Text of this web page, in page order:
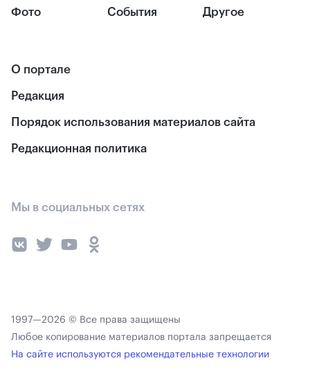
Фото События Другое
О портале
Редакция
Порядок использования материалов сайта
Редакционная политика
Мы в социальных сетях
1997—2026 © Все права защищены
Любое копирование материалов портала запрещается
На сайте используются рекомендательные технологии